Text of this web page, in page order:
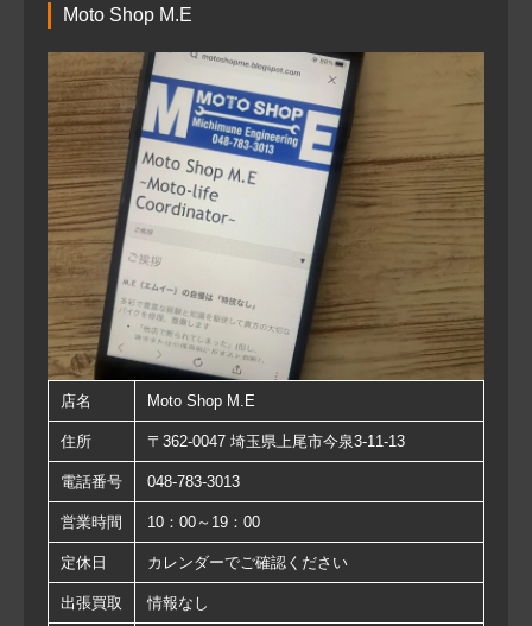
Moto Shop M.E
店名 Moto Shop M.E
住所 〒362-0047 埼玉県上尾市今泉3-11-13
電話番号 048-783-3013
営業時間 10：00～19：00
定休日 カレンダーでご確認ください
出張買取 情報なし